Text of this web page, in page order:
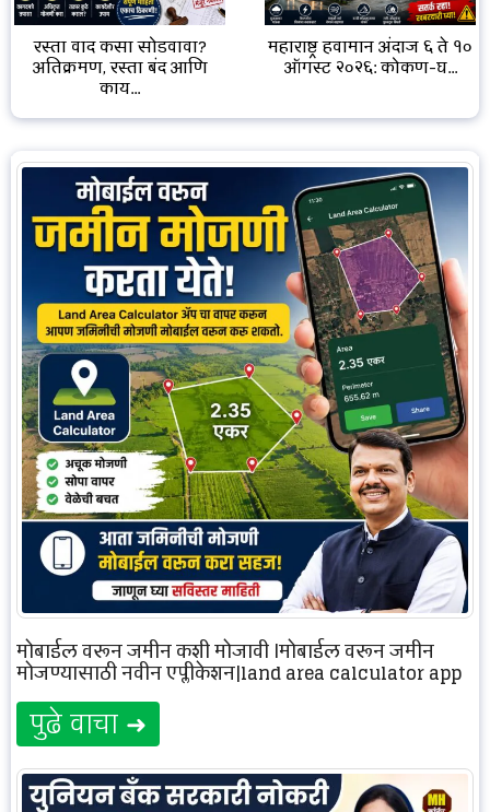
रस्ता वाद कसा सोडवावा?
अतिक्रमण, रस्ता बंद आणि
काय...
महाराष्ट्र हवामान अंदाज ६ ते १०
ऑगस्ट २०२६: कोकण-घ...
मोबाईल वरून जमीन कशी मोजावी |मोबाईल वरून जमीन
मोजण्यासाठी नवीन एप्लीकेशन|land area calculator app
पुढे वाचा ➜